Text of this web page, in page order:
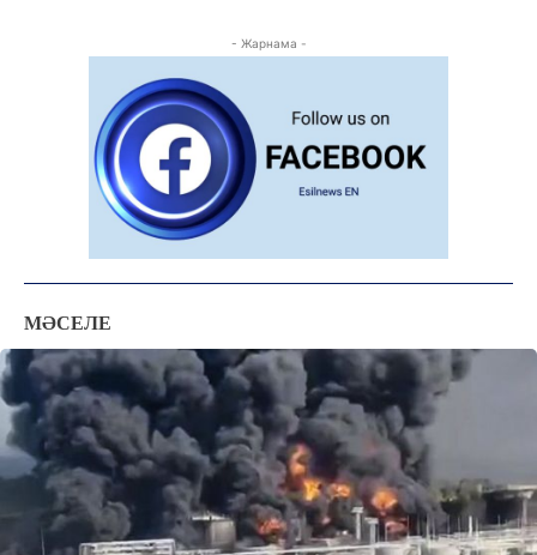
ЖАҢАЛЫҚТАР
ОҚИҒА
КӨЗҚАРАС
ЗЕРТТЕУ
АРНАЙЫ ЖОБА
ӘЛЕУМЕТ
ҚҰҚЫҚ
ШЕЖІРЕ
ТЫЛСЫМ
ФОТО ДӘЙЕК
- Жарнама -
МӘСЕЛЕ